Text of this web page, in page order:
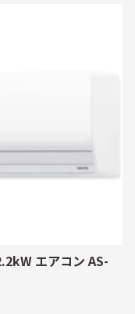
エアコン AS-